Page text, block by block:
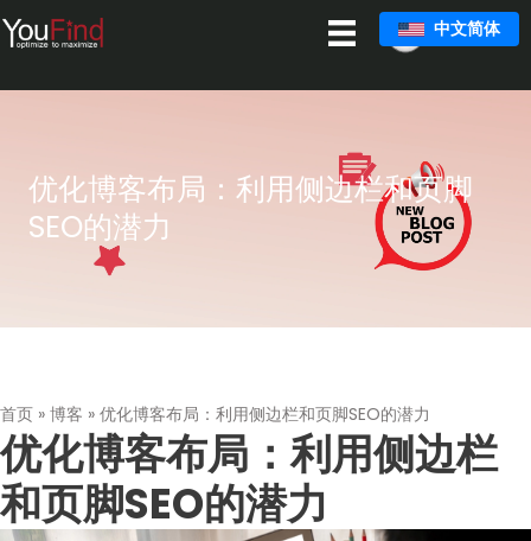
跳
至
中文简体
优化博客布局：利用侧边栏和页脚
SEO的潜力
首页 » 博客 » 优化博客布局：利用侧边栏和页脚SEO的潜力
优化博客布局：利用侧边栏
和页脚SEO的潜力